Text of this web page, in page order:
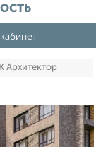
Архитектор